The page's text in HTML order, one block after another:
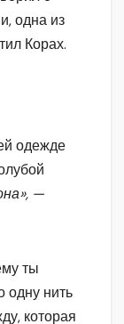
одна из
Корах.
одежде
—
ты
одну нить
которая